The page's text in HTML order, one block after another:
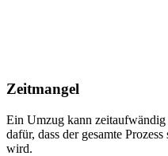
Zeitmangel
Ein Umzug kann zeitaufwändig
dafür, dass der gesamte
wird.